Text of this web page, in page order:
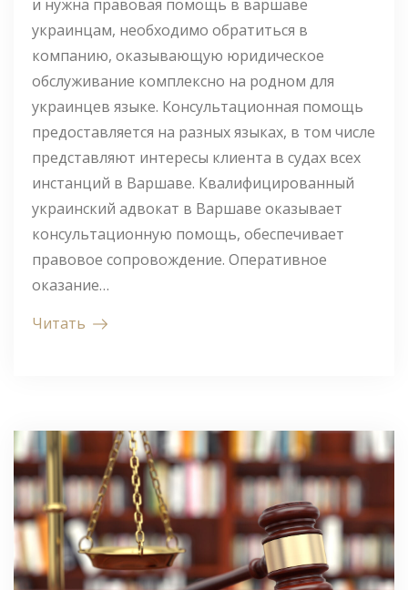
и нужна правовая помощь в варшаве
украинцам, необходимо обратиться в
компанию, оказывающую юридическое
обслуживание комплексно на родном для
украинцев языке. Консультационная помощь
предоставляется на разных языках, в том числе
представляют интересы клиента в судах всех
инстанций в Варшаве. Квалифицированный
украинский адвокат в Варшаве оказывает
консультационную помощь, обеспечивает
правовое сопровождение. Оперативное
оказание…
Читать